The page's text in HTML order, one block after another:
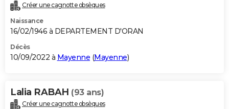
Créer une cagnotte obsèques
Naissance
16/02/1946 à DEPARTEMENT D'ORAN
Décès
10/09/2022 à Mayenne (Mayenne)
Lalia RABAH (93 ans)
Créer une cagnotte obsèques